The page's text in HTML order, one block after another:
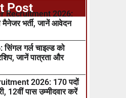
Post
Recruitment 2026:
भर्ती, जानें आवेदन
गर्ल चाइल्ड को
जानें पात्रता और
2026: 170 पदों
12वीं पास उम्मीदवार करें